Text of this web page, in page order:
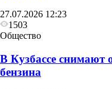
27.07.2026 12:23
1503
Общество
В Кузбассе снимают
бензина